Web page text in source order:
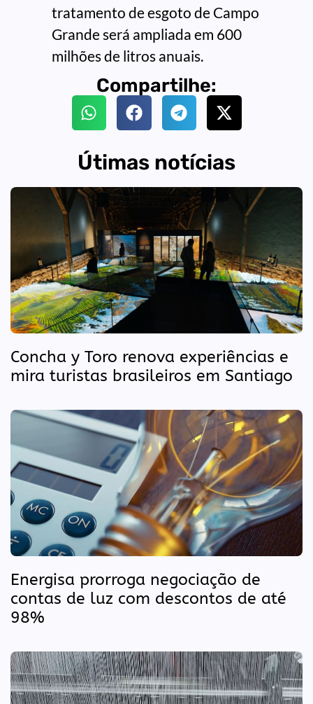
tratamento de esgoto de Campo
Grande será ampliada em 600
milhões de litros anuais.
Compartilhe:
Útimas notícias
Concha y Toro renova experiências e
mira turistas brasileiros em Santiago
Energisa prorroga negociação de
contas de luz com descontos de até
98%